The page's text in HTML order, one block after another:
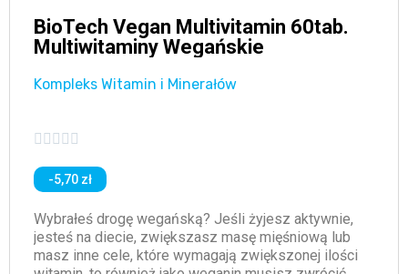
BioTech Vegan Multivitamin 60tab.
Multiwitaminy Wegańskie
Kompleks Witamin i Minerałów
    
-5,70 zł
Wybrałeś drogę wegańską? Jeśli żyjesz aktywnie,
jesteś na diecie, zwiększasz masę mięśniową lub
masz inne cele, które wymagają zwiększonej ilości